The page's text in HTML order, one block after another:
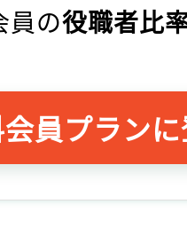
員の役職者比
員プラン